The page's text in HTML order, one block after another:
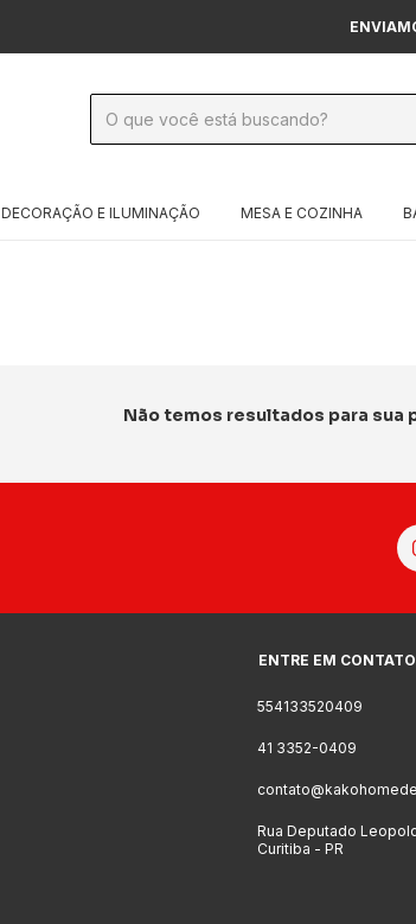
DECORAÇÃO E ILUMINAÇÃO MESA E COZINHA
Não temos resultados para sua
ENTRE EM CONTATO
554133520409
41 3352-0409
Rua Deputado
Curitiba - PR